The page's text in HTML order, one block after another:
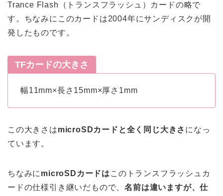
Trance Flash（トランスフラッシュ）カードの略で
す。ちなみにこのカードは2004年にサンディスクが開
発したものです。
TFカードの大きさ
幅11mm×長さ15mm×厚さ1mm
この大きさはmicroSDカードと全く同じ大きさ になっ
ています。
ちなみに microSDカードは このトランスフラッシュカ
ードの仕様引き継いだもので、名前は違いますが、仕